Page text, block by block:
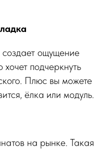
ощущение
подчеркнуть
Плюс вы можете
ёлка или модуль.
на рынке. Такая